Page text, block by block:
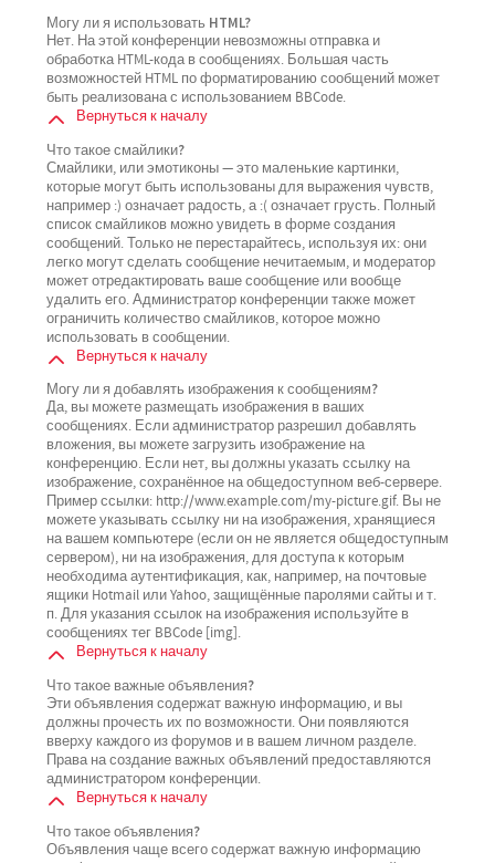
Могу ли я использовать HTML?
Нет. На этой конференции невозможны отправка и
обработка HTML-кода в сообщениях. Большая часть
возможностей HTML по форматированию сообщений может
быть реализована с использованием BBCode.
Вернуться к началу
Что такое смайлики?
Смайлики, или эмотиконы — это маленькие картинки,
которые могут быть использованы для выражения чувств,
например :) означает радость, а :( означает грусть. Полный
список смайликов можно увидеть в форме создания
сообщений. Только не перестарайтесь, используя их: они
легко могут сделать сообщение нечитаемым, и модератор
может отредактировать ваше сообщение или вообще
удалить его. Администратор конференции также может
ограничить количество смайликов, которое можно
использовать в сообщении.
Вернуться к началу
Могу ли я добавлять изображения к сообщениям?
Да, вы можете размещать изображения в ваших
сообщениях. Если администратор разрешил добавлять
вложения, вы можете загрузить изображение на
конференцию. Если нет, вы должны указать ссылку на
изображение, сохранённое на общедоступном веб-сервере.
Пример ссылки: http://www.example.com/my-picture.gif. Вы не
можете указывать ссылку ни на изображения, хранящиеся
на вашем компьютере (если он не является общедоступным
сервером), ни на изображения, для доступа к которым
необходима аутентификация, как, например, на почтовые
ящики Hotmail или Yahoo, защищённые паролями сайты и т.
п. Для указания ссылок на изображения используйте в
сообщениях тег BBCode [img].
Вернуться к началу
Что такое важные объявления?
Эти объявления содержат важную информацию, и вы
должны прочесть их по возможности. Они появляются
вверху каждого из форумов и в вашем личном разделе.
Права на создание важных объявлений предоставляются
администратором конференции.
Вернуться к началу
Что такое объявления?
Объявления чаще всего содержат важную информацию